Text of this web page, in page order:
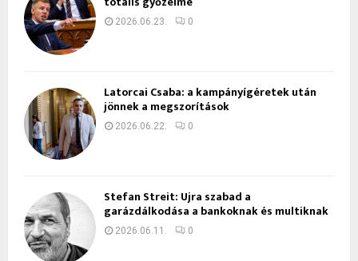
2026.06.23. 0
Latorcai Csaba: a kampányígéretek után
jönnek a megszorítások
2026.06.22. 0
Stefan Streit: Újra szabad a
garázdálkodása a bankoknak és multiknak
2026.06.11. 0